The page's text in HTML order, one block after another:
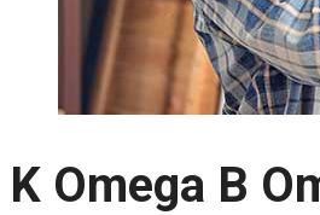
K Omega B